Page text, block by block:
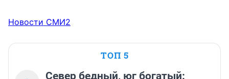
Новости СМИ2
ТОП 5
Север бедный, юг богатый: